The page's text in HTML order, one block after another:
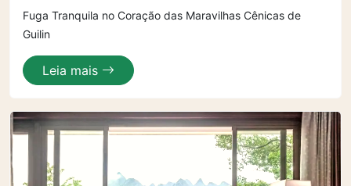
Fuga Tranquila no Coração das Maravilhas Cênicas de
Guilin
Leia mais